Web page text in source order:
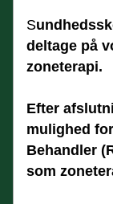
S
deltage på
zoneterapi.
Efter
mulighed
Behandler
som